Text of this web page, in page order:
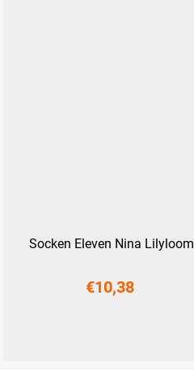
Socken Eleven Nina Lilyloom
€10,38